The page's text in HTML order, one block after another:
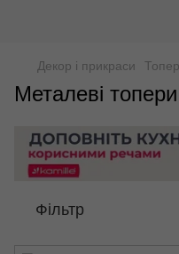
Декор і прикраси
Металеві топери
Фільтр